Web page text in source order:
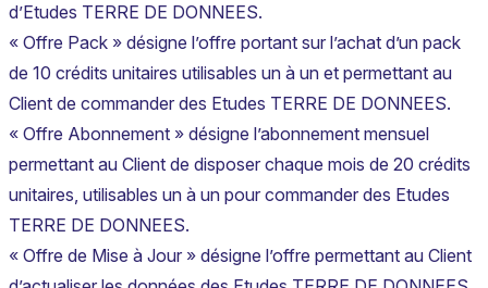
d’Etudes TERRE DE DONNEES.
« Offre Pack » désigne l’offre portant sur l’achat d’un pack
de 10 crédits unitaires utilisables un à un et permettant au
Client de commander des Etudes TERRE DE DONNEES.
« Offre Abonnement » désigne l’abonnement mensuel
permettant au Client de disposer chaque mois de 20 crédits
unitaires, utilisables un à un pour commander des Etudes
TERRE DE DONNEES.
« Offre de Mise à Jour » désigne l’offre permettant au Client